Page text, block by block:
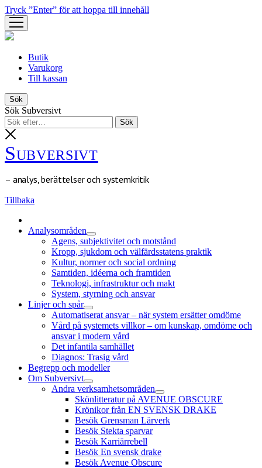
Tryck ”Enter” för att hoppa till innehåll
öppna
meny
Butik
Varukorg
Till kassan
Sök
Sök Subversivt
Subversivt
– analys, berättelser och systemkritik
Tillbaka
Analysområden
öppna
meny
Agens, subjektivitet och motstånd
Kropp, sjukdom och välfärdsstatens praktik
Kultur, normer och social ordning
Samtiden, idéerna och framtiden
Teknologi, infrastruktur och makt
System, styrning och ansvar
Linjer och spår
öppna
meny
Automatiserat ansvar – när system ersätter omdöme
Vård på systemets villkor – om kunskap, omdöme och
ansvar i modern vård
Det infantila samhället
Diagnos: Trasig vård
Begrepp och modeller
Om Subversivt
öppna
meny
Andra verksamhetsområden
öppna
meny
Skönlitteratur på AVENUE OBSCURE
Krönikor från EN SVENSK DRAKE
Besök Grensman Lärverk
Besök Stekta sparvar
Besök Karriärrebell
Besök En svensk drake
Besök Avenue Obscure